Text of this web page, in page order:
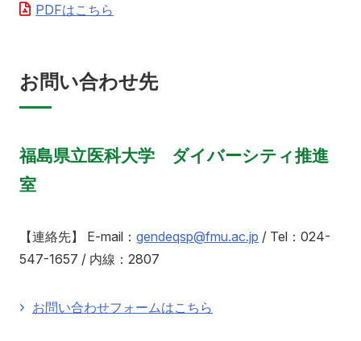
PDFはこちら
お問い合わせ先
福島県立医科大学 ダイバーシティ推進
室
【連絡先】 E-mail： gendeqsp@fmu.ac.jp / Tel：024-
547-1657 / 内線：2807
お問い合わせフォームはこちら